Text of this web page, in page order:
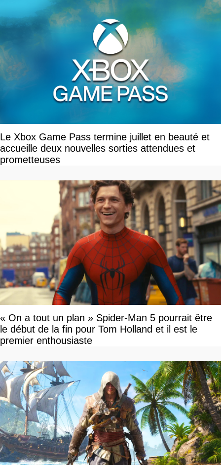
Le Xbox Game Pass termine juillet en beauté et
accueille deux nouvelles sorties attendues et
prometteuses
« On a tout un plan » Spider-Man 5 pourrait être
le début de la fin pour Tom Holland et il est le
premier enthousiaste